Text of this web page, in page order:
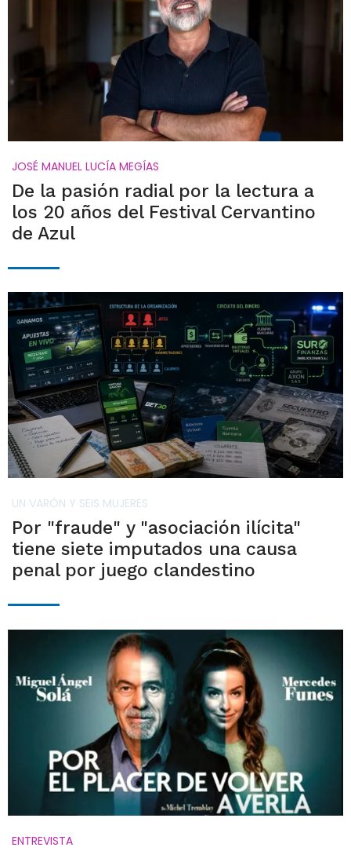
JOSÉ MANUEL LUCÍA MEGÍAS
De la pasión radial por la lectura a
los 20 años del Festival Cervantino
de Azul
UN VARÓN Y SEIS MUJERES
Por "fraude" y "asociación ilícita"
tiene siete imputados una causa
penal por juego clandestino
ENTREVISTA